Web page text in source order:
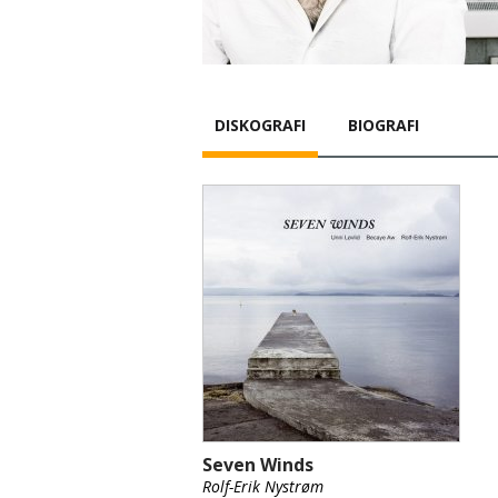
DISKOGRAFI BIOGRAFI
Seven Winds
Rolf-Erik Nystrøm